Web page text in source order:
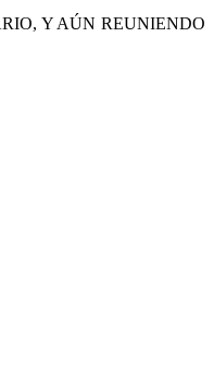
Y AÚN REUNIENDO